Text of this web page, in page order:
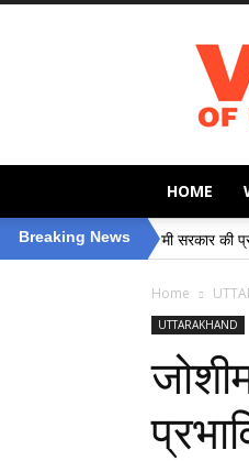
Voice
of
HOME
Breaking News
धामी सरकार की प्राथमिकता »
Home
UTTARAKHAND